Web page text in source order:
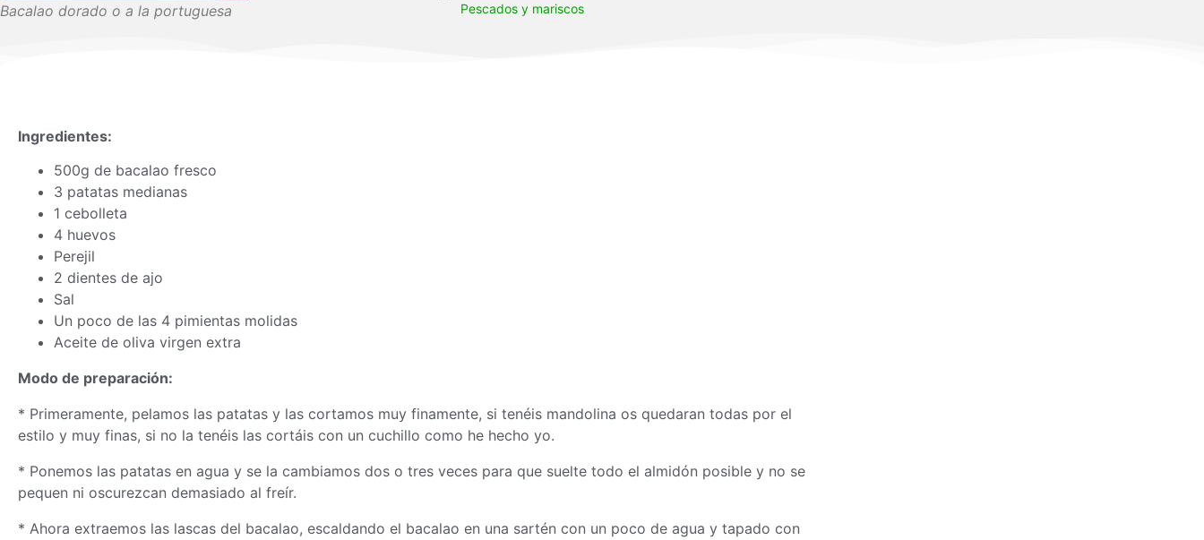
Bacalao dorado o a la portuguesa
Pescados y mariscos
Ingredientes:
500g de bacalao fresco
3 patatas medianas
1 cebolleta
4 huevos
Perejil
2 dientes de ajo
Sal
Un poco de las 4 pimientas molidas
Aceite de oliva virgen extra
Modo de preparación:
* Primeramente, pelamos las patatas y las cortamos muy finamente, si tenéis mandolina os quedaran todas por el
estilo y muy finas, si no la tenéis las cortáis con un cuchillo como he hecho yo.
* Ponemos las patatas en agua y se la cambiamos dos o tres veces para que suelte todo el almidón posible y no se
pequen ni oscurezcan demasiado al freír.
* Ahora extraemos las lascas del bacalao, escaldando el bacalao en una sartén con un poco de agua y tapado con